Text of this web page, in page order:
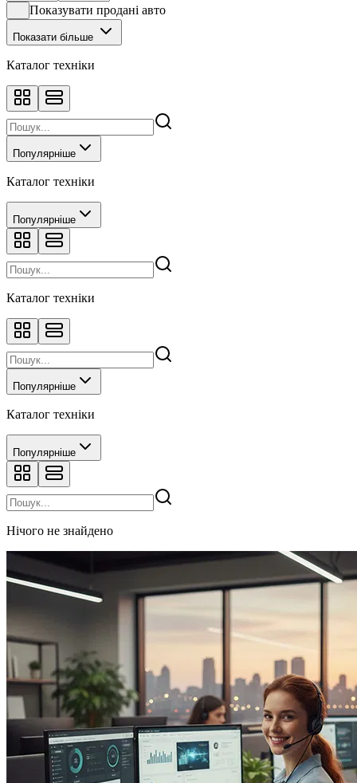
Показувати продані авто
Показати більше
Каталог техніки
Популярніше
Каталог техніки
Популярніше
Каталог техніки
Популярніше
Каталог техніки
Популярніше
Нічого не знайдено